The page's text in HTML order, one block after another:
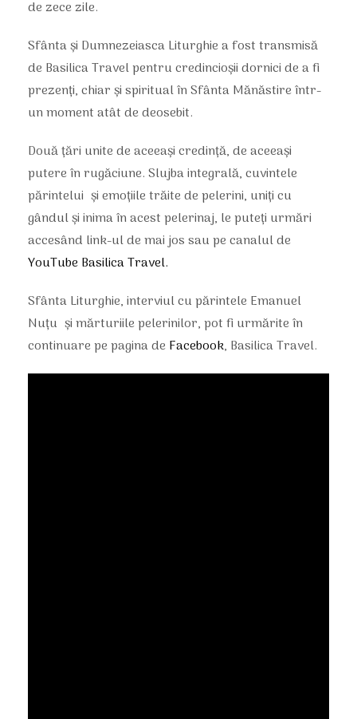
de zece zile.
Sfânta și Dumnezeiasca Liturghie a fost transmisă
de Basilica Travel pentru credincioșii dornici de a fi
prezenți, chiar și spiritual în Sfânta Mănăstire într-
un moment atât de deosebit.
Două țări unite de aceeași credință, de aceeași
putere în rugăciune. Slujba integrală, cuvintele
părintelui și emoțiile trăite de pelerini, uniți cu
gândul și inima în acest pelerinaj, le puteți urmări
accesând link-ul de mai jos sau pe canalul de
YouTube Basilica Travel.
Sfânta Liturghie, interviul cu părintele Emanuel
Nuțu și mărturiile pelerinilor, pot fi urmărite în
continuare pe pagina deFacebook, Basilica Travel.